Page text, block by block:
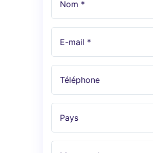
Nom *
E-mail *
Téléphone
Pays